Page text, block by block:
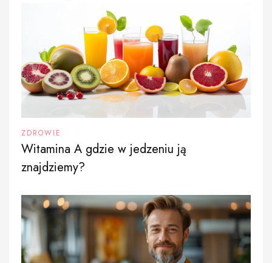
ZDROWIE
Witamina A gdzie w jedzeniu ją
znajdziemy?